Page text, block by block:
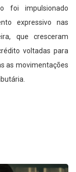
foi impulsionado
expressivo nas
que cresceram
voltadas para
as movimentações